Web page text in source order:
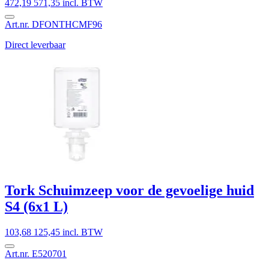
472,19 571,35 incl. BTW
Art.nr. DFONTHCMF96
Direct leverbaar
Tork Schuimzeep voor de gevoelige huid
S4 (6x1 L)
103,68 125,45 incl. BTW
Art.nr. E520701